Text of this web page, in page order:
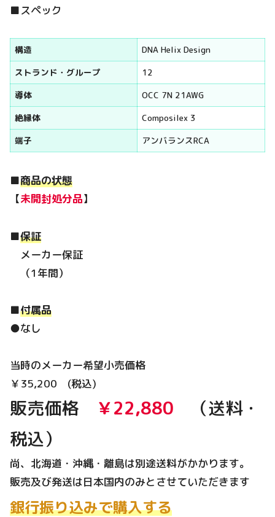
■スペック
構造
DNA Helix Design
ストランド・グループ
12
導体
OCC 7N 21AWG
絶縁体
Composilex 3
端子
アンバランスRCA
■商品の状態
【未開封処分品】
■保証
メーカー保証
（1年間）
■付属品
●なし
当時のメーカー希望小売価格
￥35,200 (税込)
販売価格 ￥22,880 （送料・
税込）
尚、北海道・沖縄・離島は別途送料がかかります。
販売及び発送は日本国内のみとさせていただきます
銀行振り込みで購入する